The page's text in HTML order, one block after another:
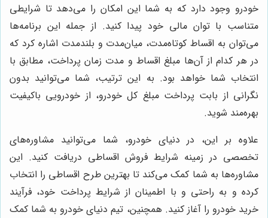
خودرو وجود دارد که به شما این امکان را می‌دهد تا شرایطی
متناسب با توان مالی خود پیدا کنید. از جمله این برنامه‌ها
می‌توان به اقساط کوتاه‌مدت، میان‌مدت و بلندمدت اشاره کرد که
در هر کدام از آن‌ها مبلغ اقساط و مدت زمان پرداخت، مطابق با
انتخاب شما خواهد بود. به این ترتیب، شما می‌توانید بدون
نگرانی از بابت پرداخت مبلغ کل خودرو، از خودرویی باکیفیت
بهره‌مند شوید.
علاوه بر این، در دنیای خودرو، شما می‌توانید مشاوره‌های
تخصصی در زمینه شرایط فروش اقساطی دریافت کنید. این
مشاوره‌ها به شما کمک می‌کند تا بهترین طرح اقساطی را انتخاب
کرده و به راحتی و با اطمینان از شرایط پرداخت خود، فرآیند
خرید خودرو را آغاز کنید. همچنین، تیم دنیای خودرو به شما کمک